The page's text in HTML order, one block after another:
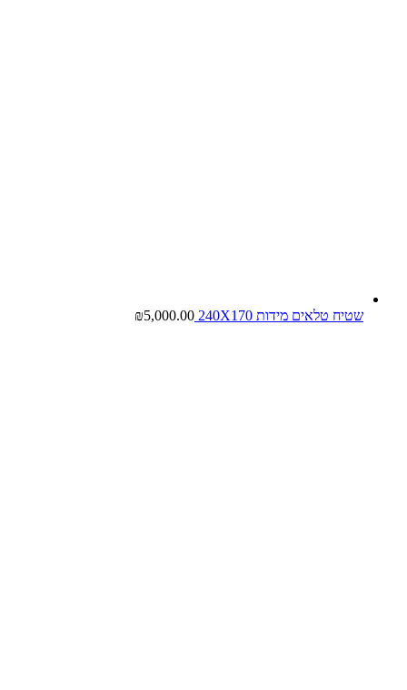
שטיח טלאים מידות 240X170 ₪5,000.00